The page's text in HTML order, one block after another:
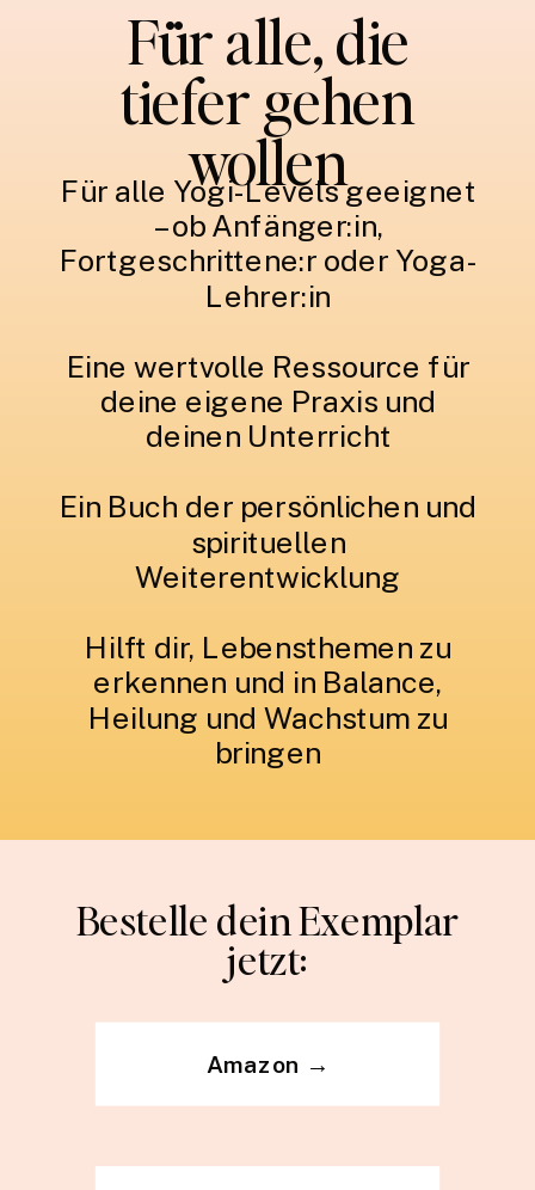
Für alle Yogi-Levels geeignet
– ob Anfänger:in,
Fortgeschrittene:r oder Yoga-
Lehrer:in
Eine wertvolle Ressource für
deine eigene Praxis und
deinen Unterricht
Ein Buch der persönlichen und
spirituellen
Weiterentwicklung
Hilft dir, Lebensthemen zu
erkennen und in Balance,
Heilung und Wachstum zu
bringen
Für alle, die
tiefer gehen
wollen
Amazon →
Bestelle dein Exemplar
jetzt: